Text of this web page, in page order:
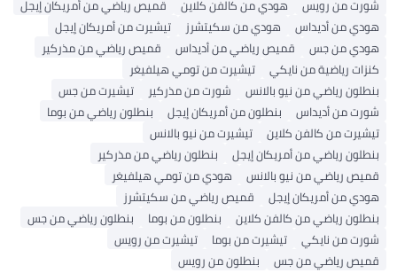
شورت من رويس
هودي من كالفن كلاين
قميص رياضي من أمريكان إيجل
هودي من أديداس
هودي من سكيتشرز
تيشيرت من أمريكان إيجل
هودي من جس
قميص رياضي من أديداس
قميص رياضي من مذركير
كنزات رياضية من نايكي
تيشيرت من تومي هيلفيغر
بنطلون رياضي من نيو بالانس
شورت من مذركير
تيشيرت من جس
شورت من أديداس
بنطلون من أمريكان إيجل
بنطلون رياضي من بوما
تيشيرت من كالفن كلاين
تيشيرت من نيو بالانس
بنطلون رياضي من أمريكان إيجل
بنطلون رياضي من مذركير
قميص رياضي من نيو بالانس
هودي من تومي هيلفيغر
هودي من أمريكان إيجل
قميص رياضي من سكيتشرز
بنطلون رياضي من كالفن كلاين
بنطلون من بوما
بنطلون رياضي من جس
شورت من نايكي
تيشيرت من بوما
تيشيرت من رويس
قميص رياضي من جس
بنطلون من رويس